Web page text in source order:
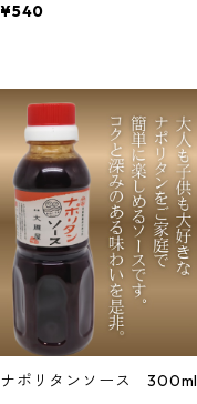
¥540
ナポリタンソース 300ml